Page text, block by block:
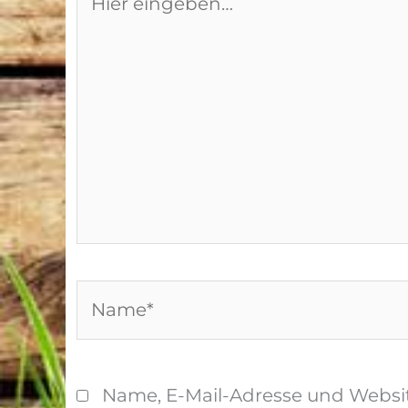
eingeben…
Name, E-Mail-Adresse und